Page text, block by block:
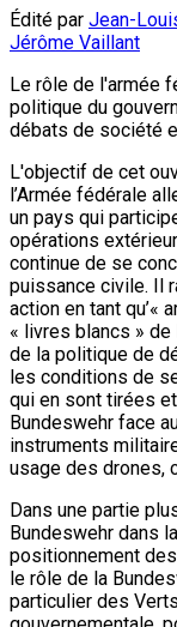
Édité par Jean-
Jérôme Vaillant
Le rôle de l'armée
politique du
débats de société
L'objectif de cet
l’Armée fédérale
un pays qui
opérations
continue de se
puissance civile. Il
action en tant qu’«
« livres blancs »
de la politique de
les conditions de
qui en sont tirées
Bundeswehr face
instruments
usage des drones,
Dans une partie
Bundeswehr dans
positionnement
le rôle de la
particulier des